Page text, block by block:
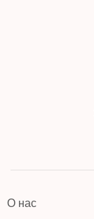
О нас